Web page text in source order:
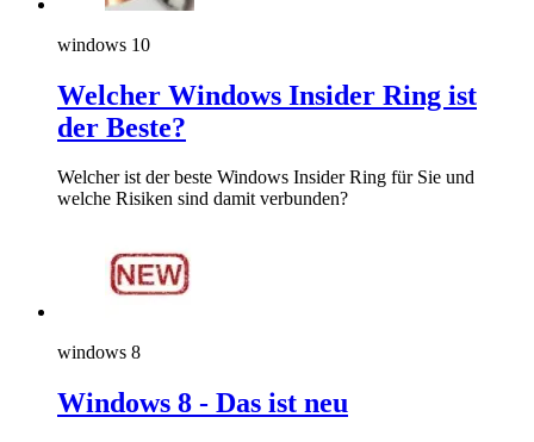
windows 10
Welcher Windows Insider Ring ist
der Beste?
Welcher ist der beste Windows Insider Ring für Sie und
welche Risiken sind damit verbunden?
windows 8
Windows 8 - Das ist neu